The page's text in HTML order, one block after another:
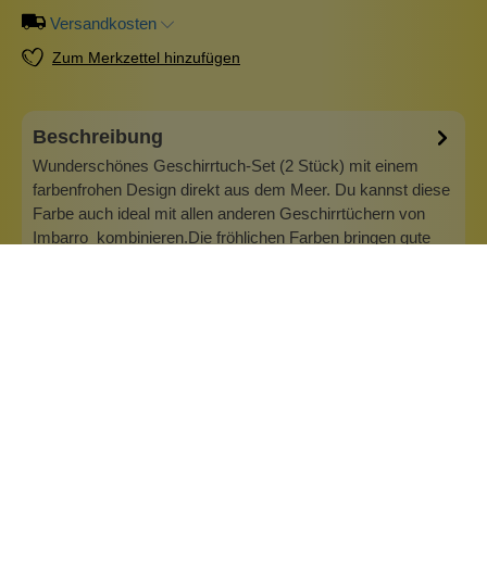
Versandkosten
Zum Merkzettel hinzufügen
Beschreibung
Wunderschönes Geschirrtuch-Set (2 Stück) mit einem
farbenfrohen Design direkt aus dem Meer. Du kannst diese
Farbe auch ideal mit allen anderen Geschirrtüchern von
Imbarro kombinieren.Die fröhlichen Farben bringen gute